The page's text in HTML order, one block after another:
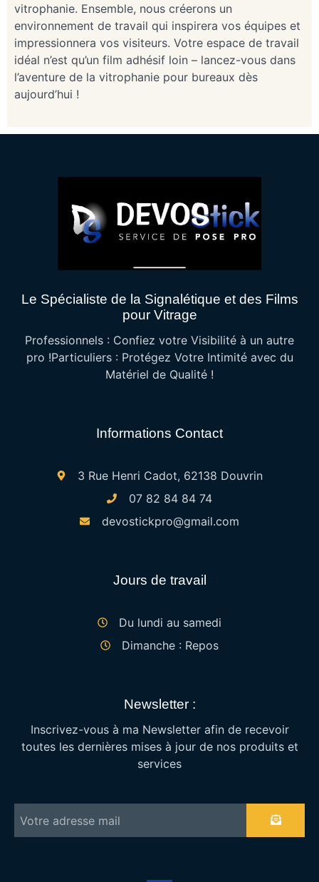
vitrophanie. Ensemble, nous créerons un
environnement de travail qui inspirera vos équipes et
impressionnera vos visiteurs. Votre espace de travail
idéal n’est qu’un film adhésif loin – lancez-vous dans
l’aventure de la vitrophanie pour bureaux dès
aujourd’hui !
Le Spécialiste de la Signalétique et des Films
pour Vitrage
Professionnels : Confiez votre Visibilité à un autre
pro !Particuliers : Protégez Votre Intimité avec du
Matériel de Qualité !
Informations Contact
3 Rue Henri Cadot, 62138 Douvrin
07 82 84 84 74
devostickpro@gmail.com
Jours de travail
Du lundi au samedi
Dimanche : Repos
Newsletter :
Inscrivez-vous à ma Newsletter afin de recevoir
toutes les dernières mises à jour de nos produits et
services